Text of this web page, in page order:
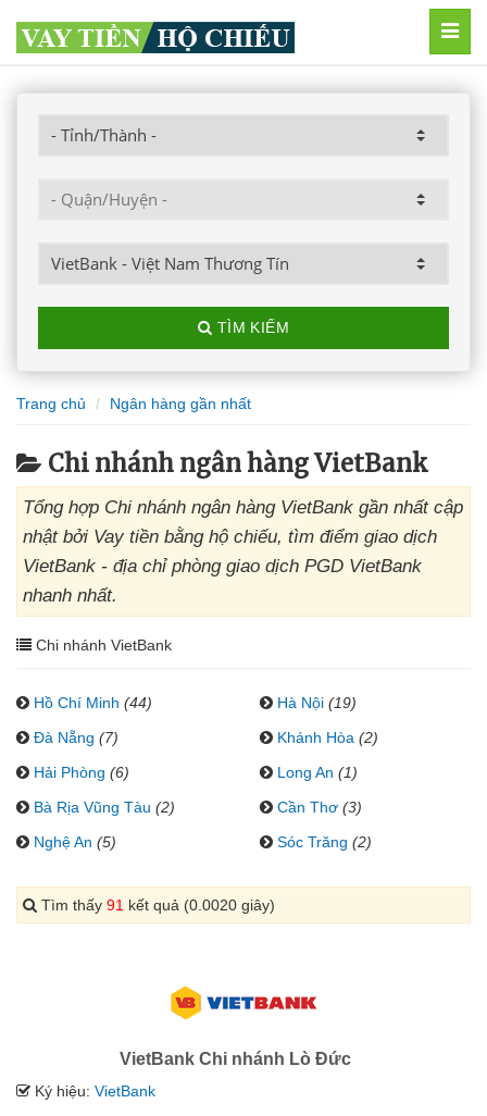
TÌM KIẾM
Trang chủ Ngân hàng gần nhất
Chi nhánh ngân hàng VietBank
Tổng hợp Chi nhánh ngân hàng VietBank gần nhất cập
nhật bởi Vay tiền bằng hộ chiếu, tìm điểm giao dịch
VietBank - địa chỉ phòng giao dịch PGD VietBank
nhanh nhất.
Chi nhánh VietBank
Hồ Chí Minh (44) Hà Nội (19)
Đà Nẵng (7) Khánh Hòa (2)
Hải Phòng (6) Long An (1)
Bà Rịa Vũng Tàu (2) Cần Thơ (3)
Nghệ An (5) Sóc Trăng (2)
Tìm thấy 91 kết quả (0.0020 giây)
VietBank Chi nhánh Lò Đức
Ký hiệu: VietBank